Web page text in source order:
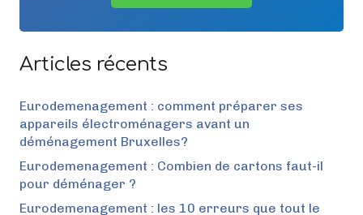
Articles récents
Eurodemenagement : comment préparer ses
appareils électroménagers avant un
déménagement Bruxelles?
Eurodemenagement : Combien de cartons faut-il
pour déménager ?
Eurodemenagement : les 10 erreurs que tout le